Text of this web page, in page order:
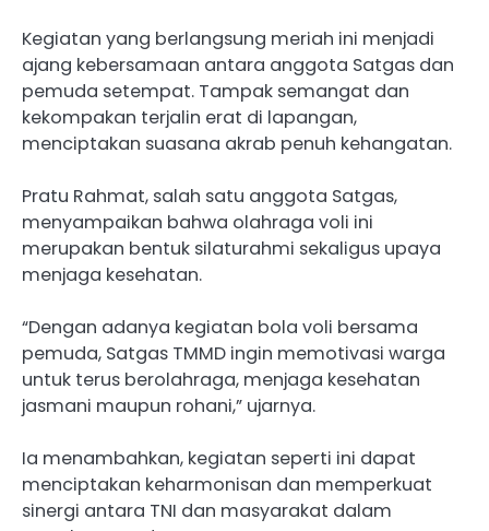
Kegiatan yang berlangsung meriah ini menjadi
ajang kebersamaan antara anggota Satgas dan
pemuda setempat. Tampak semangat dan
kekompakan terjalin erat di lapangan,
menciptakan suasana akrab penuh kehangatan.
Pratu Rahmat, salah satu anggota Satgas,
menyampaikan bahwa olahraga voli ini
merupakan bentuk silaturahmi sekaligus upaya
menjaga kesehatan.
“Dengan adanya kegiatan bola voli bersama
pemuda, Satgas TMMD ingin memotivasi warga
untuk terus berolahraga, menjaga kesehatan
jasmani maupun rohani,” ujarnya.
Ia menambahkan, kegiatan seperti ini dapat
menciptakan keharmonisan dan memperkuat
sinergi antara TNI dan masyarakat dalam